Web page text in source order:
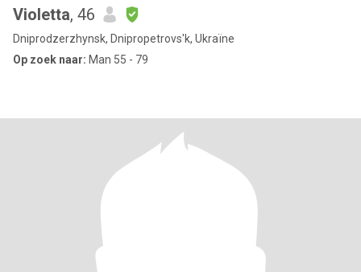
Violetta, 46
Dniprodzerzhynsk, Dnipropetrovs'k, Ukraïne
Op zoek naar: Man 55 - 79